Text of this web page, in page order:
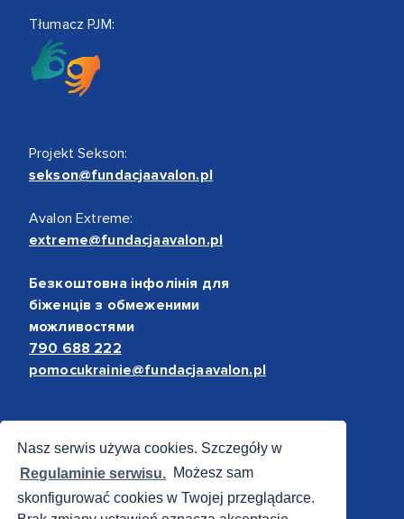
Nasz serwis używa cookies. Szczegóły w
Regulaminie serwisu. Możesz sam
skonfigurować cookies w Twojej przeglądarce.
Tłumacz PJM:
Projekt Sekson:
sekson@fundacjaavalon.pl
Avalon Extreme:
extreme@fundacjaavalon.pl
Безкоштовна інфолінія для
біженців з обмеженими
можливостями
790 688 222
pomocukrainie@fundacjaavalon.pl
Bezpieczne płatności